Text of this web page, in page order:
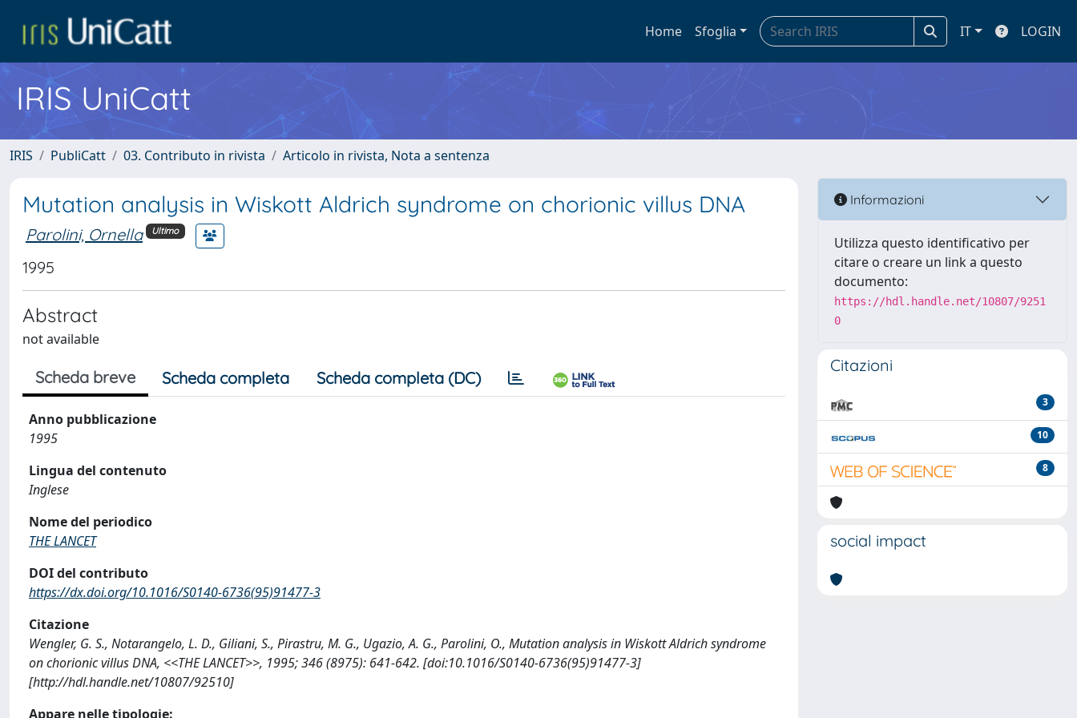
Home Sfoglia IT LOGIN
IRIS UniCatt
IRIS PubliCatt 03. Contributo in rivista Articolo in rivista, Nota a sentenza
Mutation analysis in Wiskott Aldrich syndrome on chorionic villus DNA
Parolini, Ornella Ultimo
1995
Abstract
not available
Scheda breve Scheda completa Scheda completa (DC)
Anno pubblicazione
1995
Lingua del contenuto
Inglese
Nome del periodico
THE LANCET
DOI del contributo
https://dx.doi.org/10.1016/S0140-6736(95)91477-3
Citazione
Wengler, G. S., Notarangelo, L. D., Giliani, S., Pirastru, M. G., Ugazio, A. G., Parolini, O., Mutation analysis in Wiskott Aldrich syndrome
on chorionic villus DNA, <<THE LANCET>>, 1995; 346 (8975): 641-642. [doi:10.1016/S0140-6736(95)91477-3]
[http://hdl.handle.net/10807/92510]
Appare nelle tipologie:
Informazioni
Utilizza questo identificativo per
citare o creare un link a questo
documento:
https://hdl.handle.net/10807/9251
0
Citazioni
3
10
8
social impact